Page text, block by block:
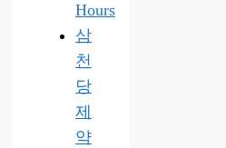
Hours
삼
천
당
제
약